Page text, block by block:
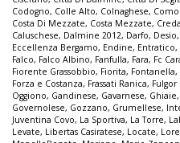
Codogno, Colle Alto, Colnaghese,
Costa Di Mezzate, Costa Mezzate,
Caluschese, Dalmine 2012, Darfo, Desio,
Eccellenza Bergamo, Endine, Entratico,
Falco, Falco Albino, Fanfulla, Fara, Fc
Fiorente Grassobbio, Fiorita, Fontanella,
Forza e Costanza, Frassati Ranica, Fulgor
Oggiono, Gandinese, Gavarnese, Ghiaie,
Governolese, Gozzano, Grumellese,
Juventina Covo, La Sportiva, La Torre,
Levate, Libertas Casiratese, Locate,